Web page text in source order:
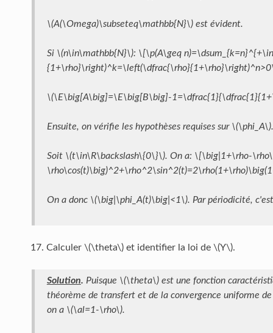
\(A(\Omega)\subseteq\mathbb{N}\) est évident.
Si \(n\in\mathbb{N}\): \[\p(A\geq
\(\E\big[A\big]=\E\big[B\big]-
Ensuite, on vérifie les hypothèses requises sur \(\phi_A\).
Soit \(t\in\R\backslash\{0\}\). On a: \[\big|1+\rho-
On a donc \(\big|\phi_A(t)\big|<1\). Par périodicité,
Calculer \(\theta\) et identifier la loi de \(Y\).
Solution. Puisque \(\theta\) est une fonction
théorème de transfert et de la convergence uniforme
on a \(\al=1-\rho\).